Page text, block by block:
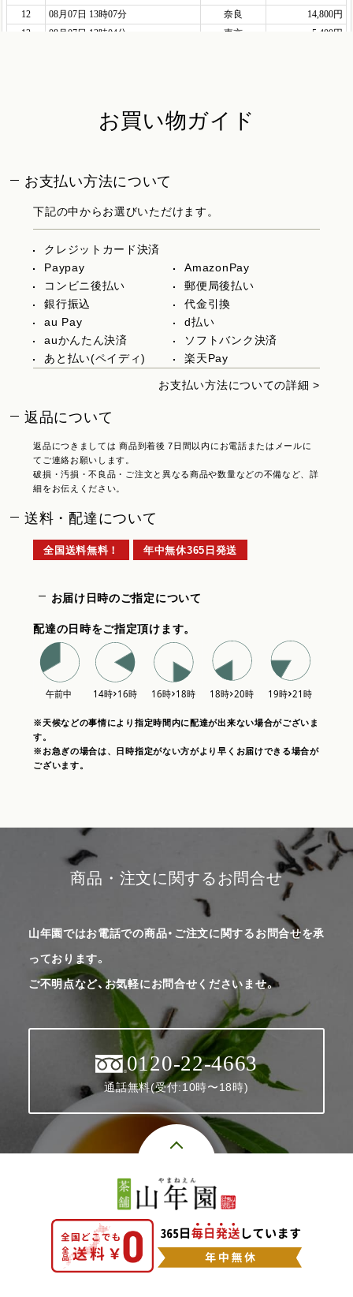
お買い物ガイド
お支払い方法について
下記の中からお選びいただけます。
クレジットカード決済
Paypay
AmazonPay
コンビニ後払い
郵便局後払い
銀行振込
代金引換
au Pay
d払い
auかんたん決済
ソフトバンク決済
あと払い(ペイディ)
楽天Pay
お支払い方法についての詳細 >
返品について
返品につきましては 商品到着後 7日間以内にお電話またはメールに
てご連絡お願いします。
破損・汚損・不良品・ご注文と異なる商品や数量などの不備など、詳
細をお伝えください。
送料・配達について
全国送料無料！ 年中無休365日発送
お届け日時のご指定について
配達の日時をご指定頂けます。
※天候などの事情により指定時間内に配達が出来ない場合がございま
す。
※お急ぎの場合は、日時指定がない方がより早くお届けできる場合が
ございます。
商品・注文に関するお問合せ
山年園ではお電話での商品・ご注文に関するお問合せを承
っております。
ご不明点など、お気軽にお問合せくださいませ。
0120-22-4663
通話無料(受付:10時〜18時)